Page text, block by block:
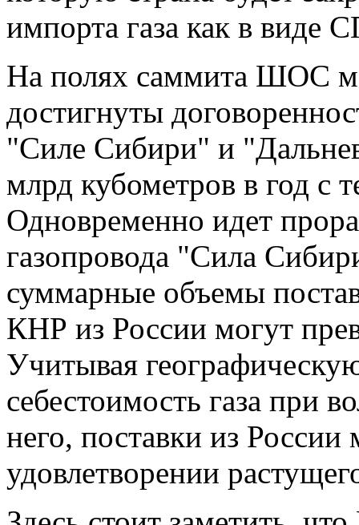
импорта газа как в виде
На полях саммита ШОС
достигнуты
"Силе Сибири" и
млрд кубометров в год с
Одновременно идет
газопровода "Сила
суммарные объемы
КНР из России могут
Учитывая
себестоимость газа при
него, поставки из
удовлетворении